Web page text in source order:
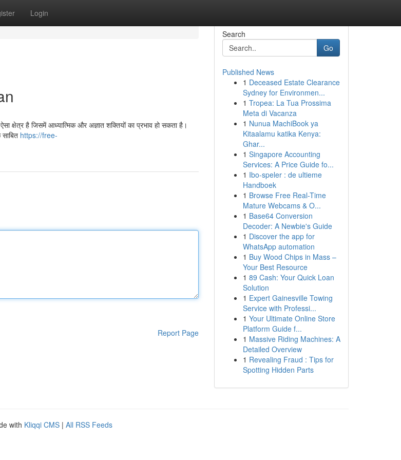
Login
क्षेत्र है जिसमें आध्यात्मिक और अज्ञात शक्तियों का प्रभाव हो सकता है।
https://free-
Report Page
Search
Go
Published News
1 Deceased Estate Clearance
Sydney for Environmen...
1 Tropea: La Tua Prossima
Meta di Vacanza
1 Nunua MachiBook ya
Kitaalamu katika Kenya:
Ghar...
1 Singapore Accounting
Services: A Price Guide fo...
1 Ibo-speler : de ultieme
Handboek
1 Browse Free Real-Time
Mature Webcams & O...
1 Base64 Conversion
Decoder: A Newbie's Guide
1 Discover the app for
WhatsApp automation
1 Buy Wood Chips in Mass –
Your Best Resource
1 89 Cash: Your Quick Loan
Solution
1 Expert Gainesville Towing
Service with Professi...
1 Your Ultimate Online Store
Platform Guide f...
1 Massive Riding Machines: A
Detailed Overview
1 Revealing Fraud : Tips for
Spotting Hidden Parts
with Kliqqi CMS | All RSS Feeds